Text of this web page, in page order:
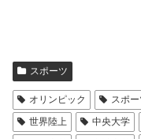
スポーツ
オリンピック スポー
世界陸上
中央大学